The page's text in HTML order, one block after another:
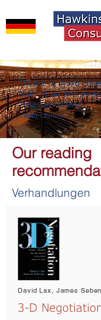
"There is more
than in all the
Treasure Island."
-Walt Disney-
Our reading
Verhandlungen
David Lax, James
3-D